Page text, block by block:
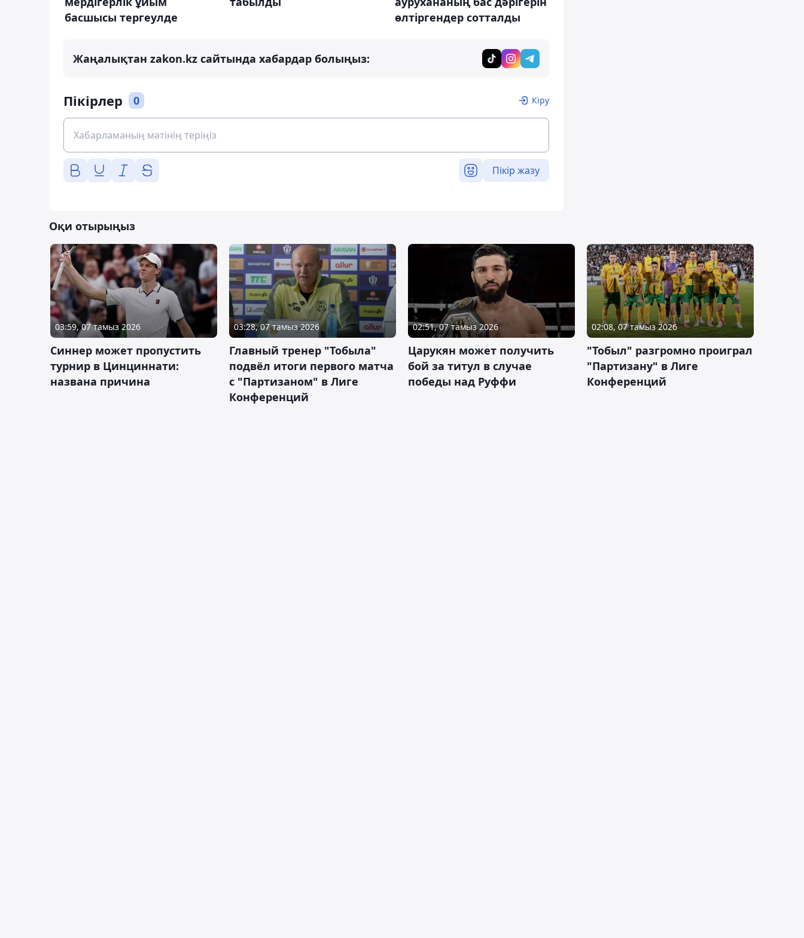
басшысы тергеулде
өлтіргендер сотталды
Жаңалықтан zakon.kz сайтында хабардар болыңыз:
Пікірлер 0 Кіру
Пікір жазу
Оқи отырыңыз
03:59, 07 тамыз 2026
Синнер может пропустить
турнир в Цинциннати:
названа причина
03:28, 07 тамыз 2026
Главный тренер "Тобыла"
подвёл итоги первого матча
с "Партизаном" в Лиге
Конференций
02:51, 07 тамыз 2026
Царукян может получить
бой за титул в случае
победы над Руффи
02:08, 07 тамыз 2026
"Тобыл" разгромно проиграл
"Партизану" в Лиге
Конференций